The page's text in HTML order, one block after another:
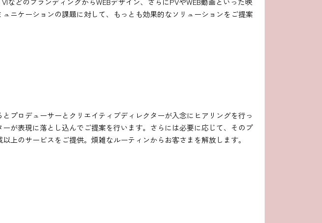
ニケーションの課題に対して、もっとも効果的なソリューションをご提案
プロデューサーとクリエイティブディレクターが入念にヒアリングを行っ
が表現に落とし込んでご提案を行います。さらには必要に応じて、そのプ
上のサービスをご提供。煩雑なルーティンからお客さまを解放します。